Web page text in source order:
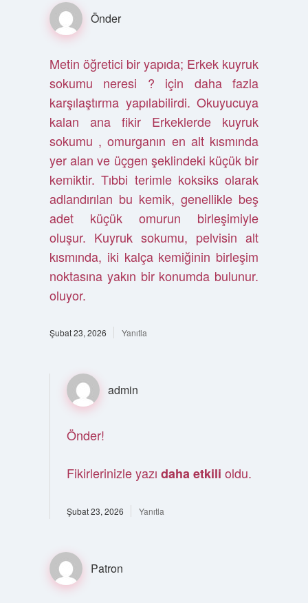
Önder
Metin öğretici bir yapıda; Erkek kuyruk
sokumu neresi ? için daha fazla
karşılaştırma yapılabilirdi. Okuyucuya
kalan ana fikir Erkeklerde kuyruk
sokumu , omurganın en alt kısmında
yer alan ve üçgen şeklindeki küçük bir
kemiktir. Tıbbi terimle koksiks olarak
adlandırılan bu kemik, genellikle beş
adet küçük omurun birleşimiyle
oluşur. Kuyruk sokumu, pelvisin alt
kısmında, iki kalça kemiğinin birleşim
noktasına yakın bir konumda bulunur.
oluyor.
Şubat 23, 2026 Yanıtla
admin
Önder!
Fikirlerinizle yazı daha etkili oldu.
Şubat 23, 2026 Yanıtla
Patron